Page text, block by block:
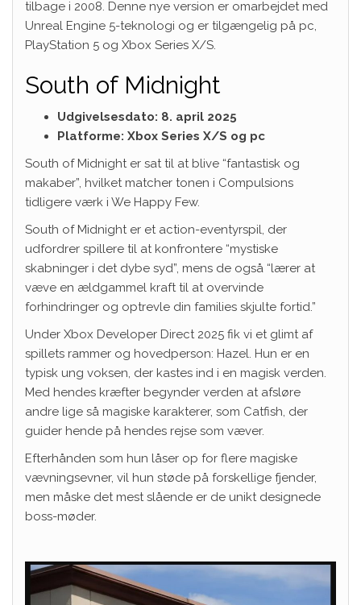
tilbage i 2008. Denne nye version er omarbejdet med
Unreal Engine 5-teknologi og er tilgængelig på pc,
PlayStation 5 og Xbox Series X/S.
South of Midnight
Udgivelsesdato: 8. april 2025
Platforme: Xbox Series X/S og pc
South of Midnight er sat til at blive “fantastisk og
makaber”, hvilket matcher tonen i Compulsions
tidligere værk i We Happy Few.
South of Midnight er et action-eventyrspil, der
udfordrer spillere til at konfrontere “mystiske
skabninger i det dybe syd”, mens de også “lærer at
væve en ældgammel kraft til at overvinde
forhindringer og optrevle din families skjulte fortid.”
Under Xbox Developer Direct 2025 fik vi et glimt af
spillets rammer og hovedperson: Hazel. Hun er en
typisk ung voksen, der kastes ind i en magisk verden.
Med hendes kræfter begynder verden at afsløre
andre lige så magiske karakterer, som Catfish, der
guider hende på hendes rejse som væver.
Efterhånden som hun låser op for flere magiske
vævningsevner, vil hun støde på forskellige fjender,
men måske det mest slående er de unikt designede
boss-møder.